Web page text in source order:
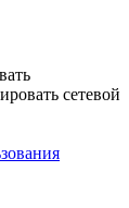
сетевой